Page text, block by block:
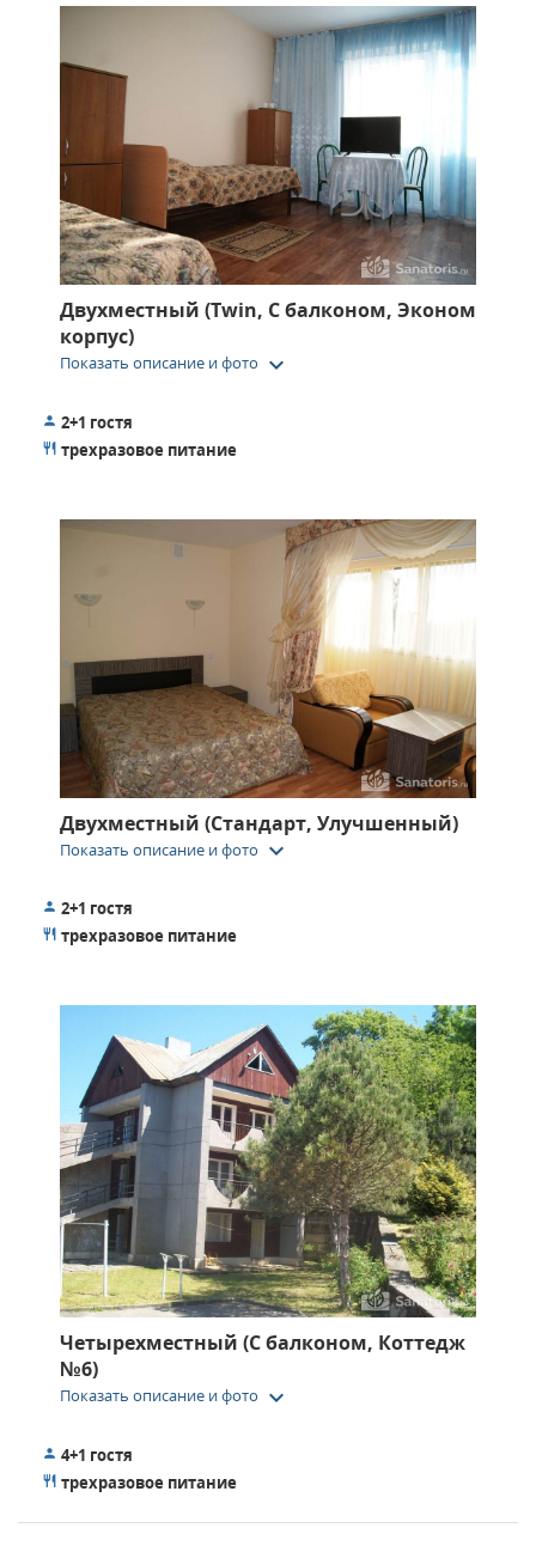
Двухместный (Twin, С балконом, Эконом
корпус)
Показать описание и фото keyboard_arrow_down
2+1 гостя
трехразовое питание
Двухместный (Стандарт, Улучшенный)
Показать описание и фото keyboard_arrow_down
2+1 гостя
трехразовое питание
Четырехместный (С балконом, Коттедж
№6)
Показать описание и фото keyboard_arrow_down
4+1 гостя
трехразовое питание